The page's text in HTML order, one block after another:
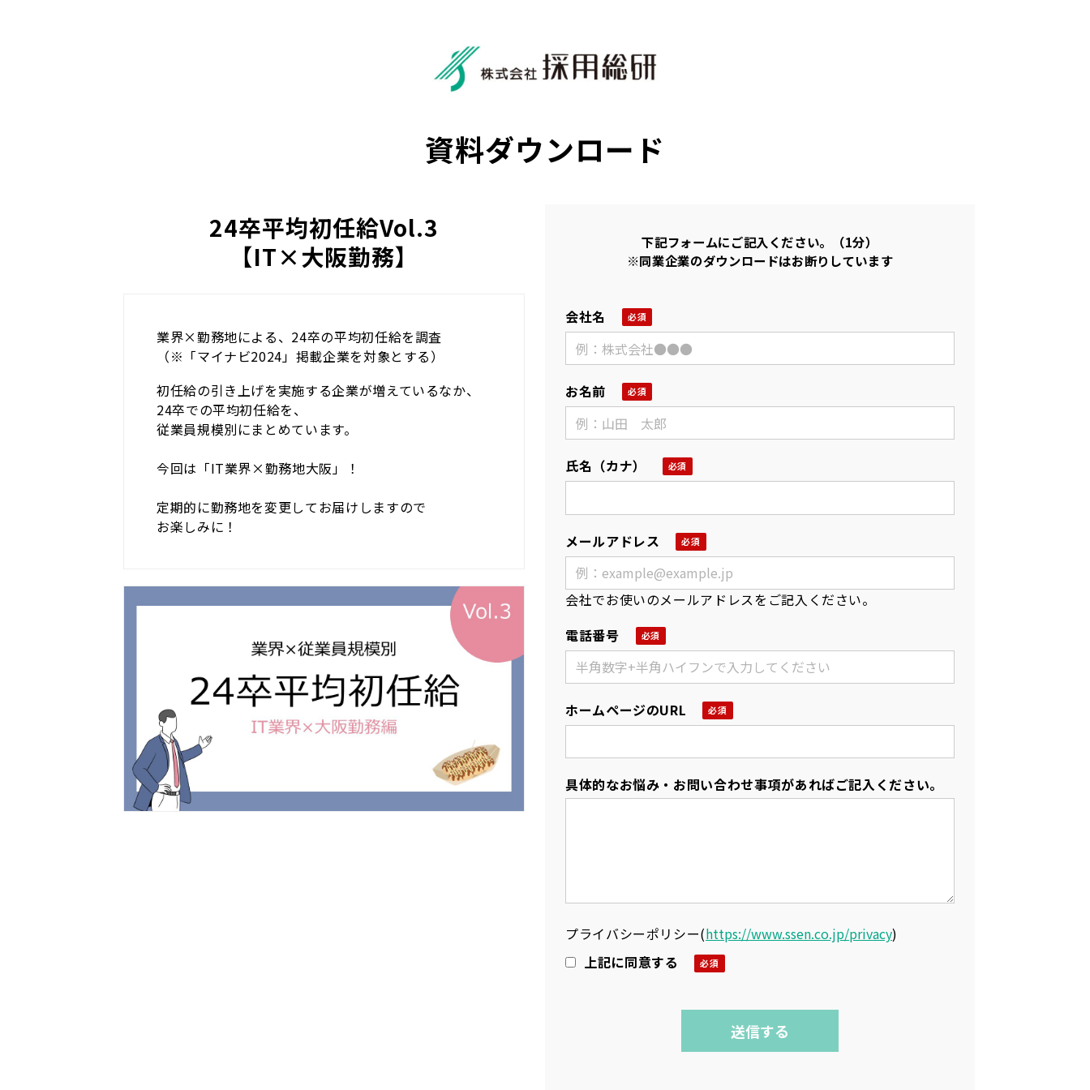
資料ダウンロード
24卒平均初任給Vol.3
【IT×大阪勤務】
業界×勤務地による、24卒の平均初任給を調査
（※「マイナビ2024」掲載企業を対象とする）
初任給の引き上げを実施する企業が増えているなか、
24卒での平均初任給を、
従業員規模別にまとめています。
今回は「IT業界×勤務地大阪」！
定期的に勤務地を変更してお届けしますので
お楽しみに！
下記フォームにご記入ください。（1分）
※同業企業のダウンロードはお断りしています
会社名
お名前
氏名（カナ）
メールアドレス
会社でお使いのメールアドレスをご記入ください。
電話番号
ホームページのURL
具体的なお悩み・お問い合わせ事項があればご記入ください。
プライバシーポリシー(https://www.ssen.co.jp/privacy)
上記に同意する